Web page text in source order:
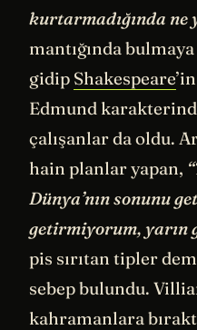
kurtarmadığında ne
mantığında
gidip Shakespeare
Edmund
çalışanlar da oldu.
hain planlar yapan,
Dünya’nın sonunu
getirmiyorum, yarın
pis sırıtan tipler
sebep bulundu.
kahramanlara